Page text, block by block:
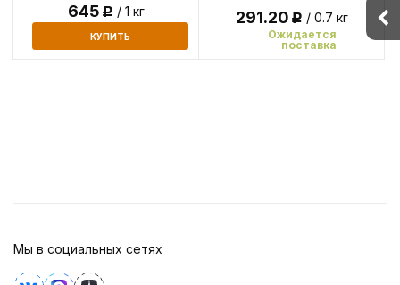
645Р / 1 кг
КУПИТЬ
291.20Р / 0.7 кг
Ожидается
поставка
Мы в социальных сетях